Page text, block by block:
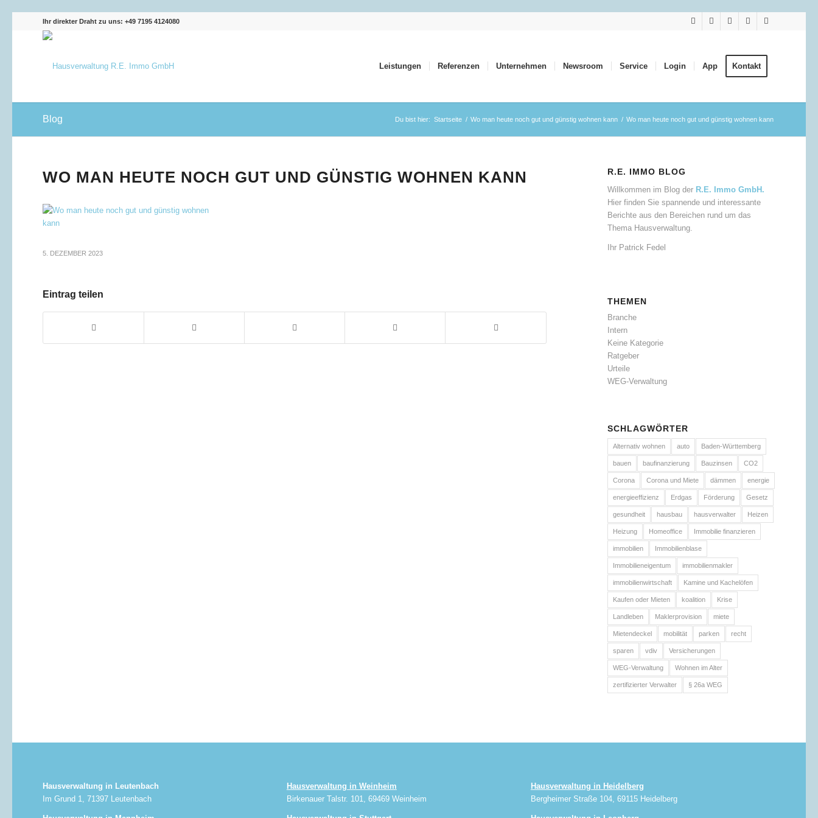
Ihr direkter Draht zu uns: +49 7195 4124080
Leistungen Referenzen Unternehmen Newsroom Service Login App Kontakt
Blog Du bist hier: Startseite / Wo man heute noch gut und günstig wohnen kann / Wo man heute noch gut und günstig wohnen kann
WO MAN HEUTE NOCH GUT UND GÜNSTIG WOHNEN KANN
5. DEZEMBER 2023
Eintrag teilen
R.E. IMMO BLOG
Willkommen im Blog der R.E. Immo GmbH.
Hier finden Sie spannende und interessante
Berichte aus den Bereichen rund um das
Thema Hausverwaltung.
Ihr Patrick Fedel
THEMEN
Branche
Intern
Keine Kategorie
Ratgeber
Urteile
WEG-Verwaltung
SCHLAGWÖRTER
Alternativ wohnen auto Baden-Württemberg
bauen baufinanzierung Bauzinsen CO2
Corona Corona und Miete dämmen energie
energieeffizienz Erdgas Förderung Gesetz
gesundheit hausbau hausverwalter Heizen
Heizung Homeoffice Immobilie finanzieren
immobilien Immobilienblase
Immobilieneigentum immobilienmakler
immobilienwirtschaft Kamine und Kachelöfen
Kaufen oder Mieten koalition Krise
Landleben Maklerprovision miete
Mietendeckel mobilität parken recht
sparen vdiv Versicherungen
WEG-Verwaltung Wohnen im Alter
zertifizierter Verwalter § 26a WEG
Hausverwaltung in Leutenbach
Im Grund 1, 71397 Leutenbach
Hausverwaltung in Weinheim
Birkenauer Talstr. 101, 69469 Weinheim
Hausverwaltung in Heidelberg
Bergheimer Straße 104, 69115 Heidelberg